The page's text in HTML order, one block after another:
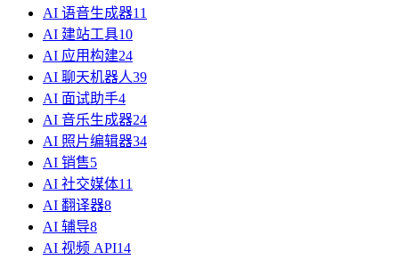
AI 语音生成器11
AI 建站工具10
AI 应用构建24
AI 聊天机器人39
AI 面试助手4
AI 音乐生成器24
AI 照片编辑器34
AI 销售5
AI 社交媒体11
AI 翻译器8
AI 辅导8
AI 视频 API14